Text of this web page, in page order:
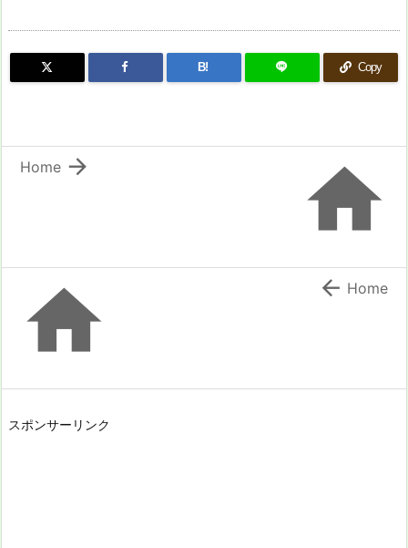
B! Copy


Home
  Home
スポンサーリンク